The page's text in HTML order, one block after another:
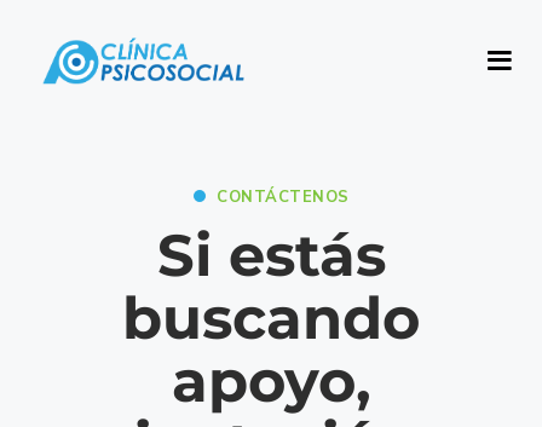
CONTÁCTENOS
Si estás
buscando
apoyo,